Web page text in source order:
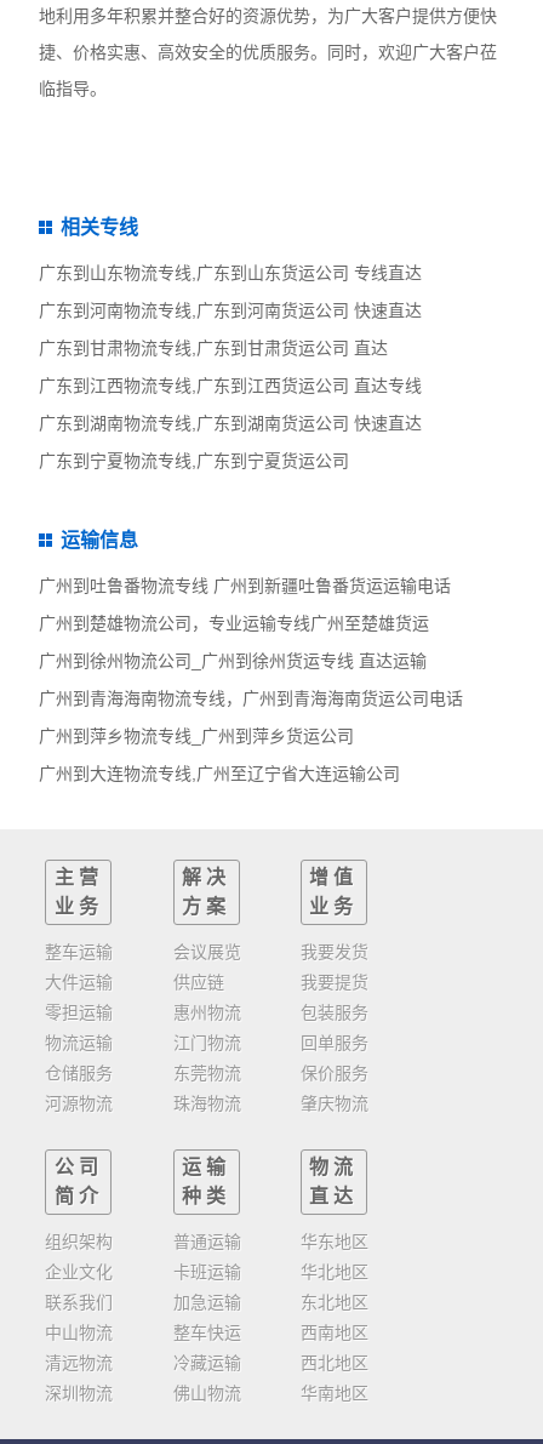
地利用多年积累并整合好的资源优势，为广大客户提供方便快
捷、价格实惠、高效安全的优质服务。同时，欢迎广大客户莅
临指导。
相关专线
广东到山东物流专线,广东到山东货运公司 专线直达
广东到河南物流专线,广东到河南货运公司 快速直达
广东到甘肃物流专线,广东到甘肃货运公司 直达
广东到江西物流专线,广东到江西货运公司 直达专线
广东到湖南物流专线,广东到湖南货运公司 快速直达
广东到宁夏物流专线,广东到宁夏货运公司
运输信息
广州到吐鲁番物流专线 广州到新疆吐鲁番货运运输电话
广州到楚雄物流公司，专业运输专线广州至楚雄货运
广州到徐州物流公司_广州到徐州货运专线 直达运输
广州到青海海南物流专线，广州到青海海南货运公司电话
广州到萍乡物流专线_广州到萍乡货运公司
广州到大连物流专线,广州至辽宁省大连运输公司
主营
业务
整车运输
大件运输
零担运输
物流运输
仓储服务
河源物流
解决
方案
会议展览
供应链
惠州物流
江门物流
东莞物流
珠海物流
增值
业务
我要发货
我要提货
包装服务
回单服务
保价服务
肇庆物流
公司
简介
组织架构
企业文化
联系我们
中山物流
清远物流
深圳物流
运输
种类
普通运输
卡班运输
加急运输
整车快运
冷藏运输
佛山物流
物流
直达
华东地区
华北地区
东北地区
西南地区
西北地区
华南地区